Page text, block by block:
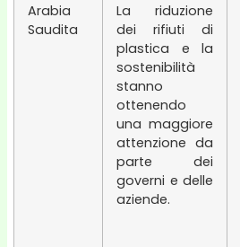
Arabia
Saudita
La riduzione
dei rifiuti di
plastica e la
sostenibilità
stanno
ottenendo
una maggiore
attenzione da
parte dei
governi e delle
aziende.